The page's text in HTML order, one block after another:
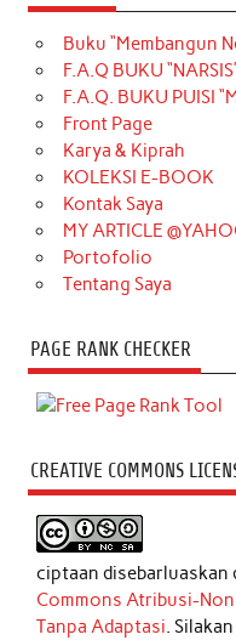
Buku “Membangun
F.A.Q BUKU
F.A.Q. BUKU PUISI
Front Page
Karya & Kiprah
KOLEKSI E-BOOK
Kontak Saya
MY ARTICLE
Portofolio
Tentang Saya
PAGE RANK CHECKER
CREATIVE COMMONS
ciptaan disebarluaskan
Commons Atribusi-
Tanpa Adaptasi .